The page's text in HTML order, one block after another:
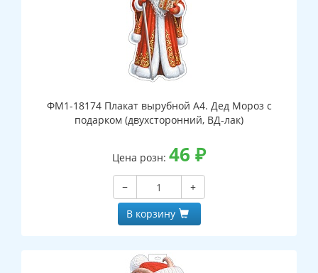
ФМ1-18174 Плакат вырубной А4. Дед Мороз с
подарком (двухсторонний, ВД-лак)
Цена розн: 46 ₽
−
+
В корзину